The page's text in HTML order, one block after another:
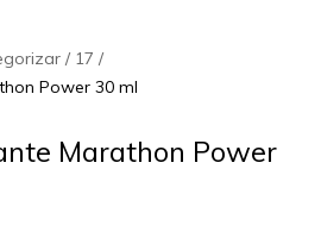
17
Power 30 ml
Marathon Power